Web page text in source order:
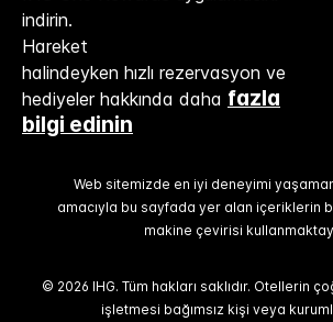
indirin.
Hareket
halindeyken hızlı rezervasyon ve
hediyeler hakkında daha fazla
bilgi edinin
Web sitemizde en iyi deneyimi
amacıyla bu sayfada yer alan içeriklerin
makine çevirisi
© 2026 IHG. Tüm hakları saklıdır. Otellerin
işletmesi bağımsız kişi veya